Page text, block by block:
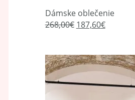
Dámske oblečenie
268,00€ 187,60€